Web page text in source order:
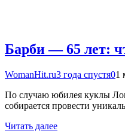
Барби — 65 лет:
WomanHit.ru3 года спустя01
По случаю юбилея куклы
собирается провести
Читать далее